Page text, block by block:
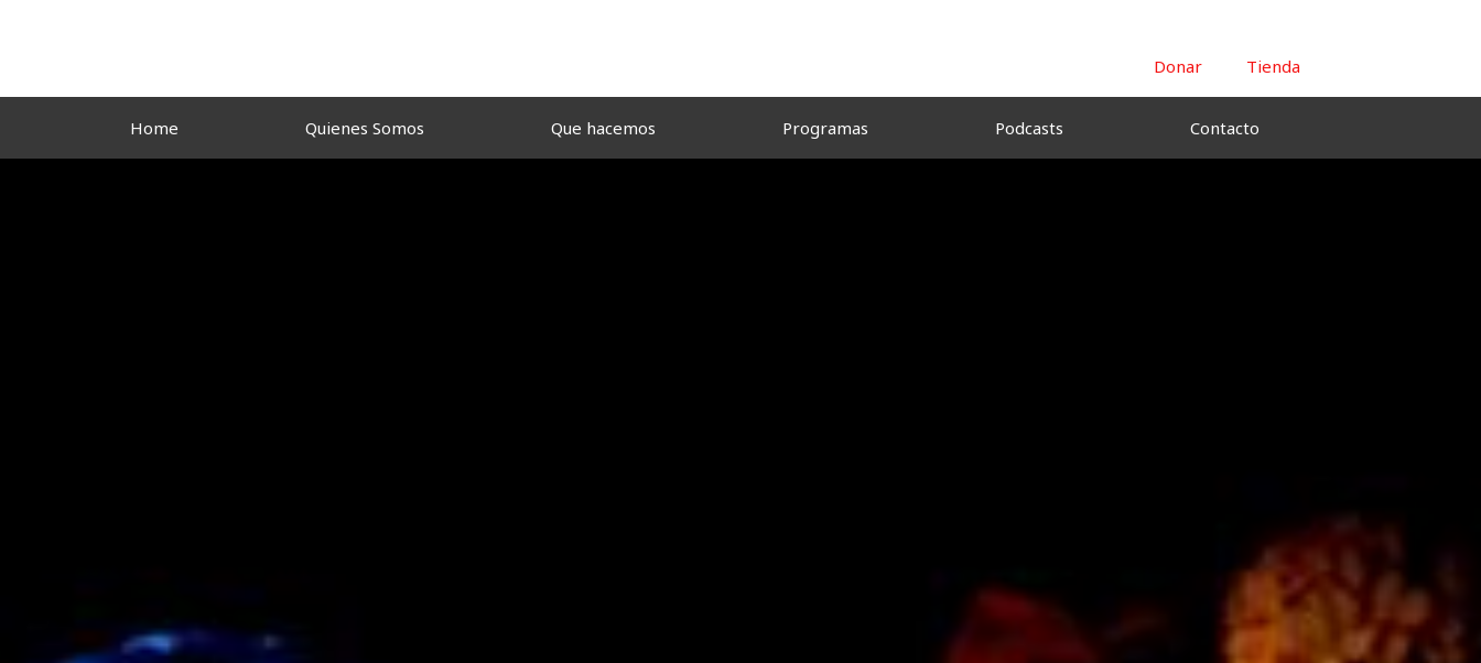
Donar Tienda
Home Quienes Somos Que hacemos Programas Podcasts Contacto